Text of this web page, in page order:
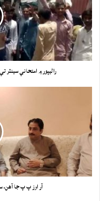
راڻيپور ۾ امتحاني سينٽر
آر اوز پ پ جا